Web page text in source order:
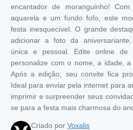
encantador de moranguinho!
aquarela e um fundo fofo, este
festa inesquecível. O grande
adicionar a foto da
única e pessoal. Edite online de
personalize com o nome, a idade,
Após a edição, seu convite fica
Ideal para enviar pela internet para
imprimir e surpreender seus
se para a festa mais charmosa do
Criado por Voxalis